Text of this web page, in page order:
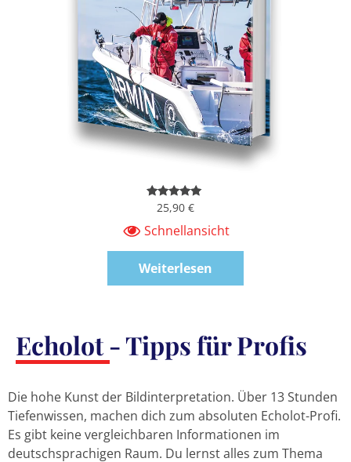
Bewertet
mit
von 5
25,90 €
Schnellansicht
Weiterlesen
Echolot - Tipps für Profis
Die hohe Kunst der Bildinterpretation. Über 13 Stunden
Tiefenwissen, machen dich zum absoluten Echolot-Profi.
Es gibt keine vergleichbaren Informationen im
deutschsprachigen Raum. Du lernst alles zum Thema